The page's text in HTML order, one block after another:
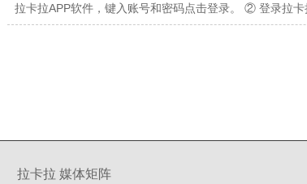
拉卡拉APP软件，键入账号和密码点击登录。 ② 登录拉卡
拉卡拉 媒体矩阵